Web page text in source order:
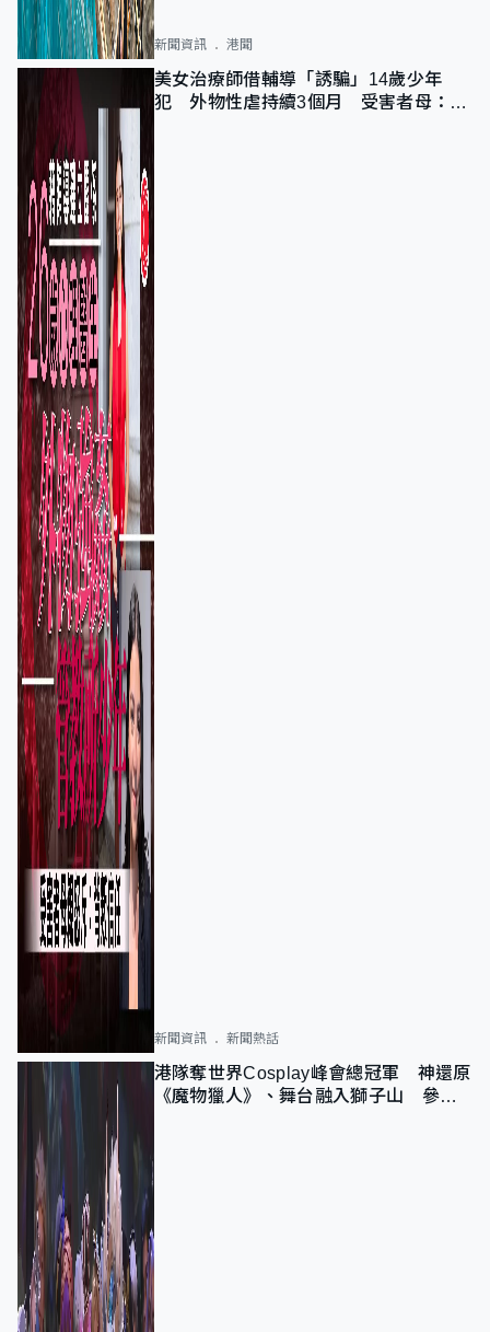
新聞資訊 港聞
美女治療師借輔導「誘騙」14歲少年
犯 外物性虐持續3個月 受害者母：要
新聞資訊 新聞熱話
港隊奪世界Cosplay峰會總冠軍 神還原
《魔物獵人》、舞台融入獅子山 參賽